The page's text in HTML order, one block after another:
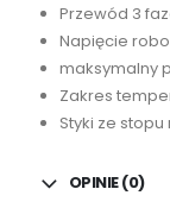
Przewód 3
Napięcie
maksymalny
Zakres
Styki ze
OPINIE (0)